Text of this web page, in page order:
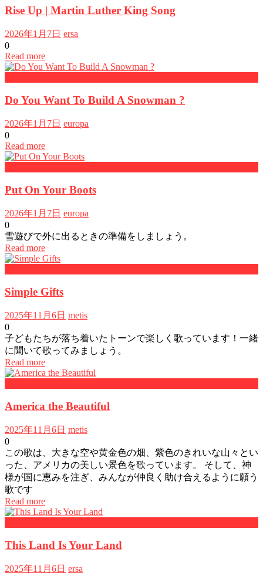
Rise Up | Martin Luther King Song
2026年1月7日 ersa
0
Read more
Do You Want To Build A Snowman ?
2026年1月7日 europa
0
Read more
Put On Your Boots
2026年1月7日 europa
0
雪遊びで外に出るときの準備をしましょう。
Read more
Simple Gifts
2025年11月6日 metis
0
子どもたちが落ち着いたトーンで楽しく歌っています！一緒
に聞いて歌ってみましょう。
Read more
America the Beautiful
2025年11月6日 metis
0
この歌は、大きな空や黄金色の畑、紫色のきれいな山々とい
った、アメリカの美しい景色を歌っています。 そして、神
様が国に恵みを注ぎ、みんなが仲良く助け合えるように願う
歌です
Read more
This Land Is Your Land
2025年11月6日 ersa